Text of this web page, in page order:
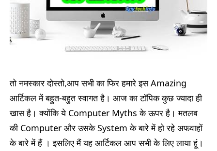
तो नमस्कार दोस्तो,आप सभी का फिर हमारे इस Amazing
आर्टिकल में बहुत-बहुत स्वागत है। आज का टॉपिक कुछ ज्यादा ही
खास है। क्योंकि ये Computer Myths के ऊपर है। मतलब
की Computer और उसके System के बारे में हो रहे अफवाहों
के बारे में हैं । इसलिए मैं यह आर्टिकल आप सभी के लिए लाया हूं।